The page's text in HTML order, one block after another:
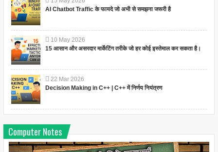
AI Chatbot Traffic के फायदे जो अभी से समझना जरूरी है
10 May 2026
15 आसान और असरदार मार्केटिंग तरीके जो हर कोई इस्तेमाल कर सकता है।
22 Mar 2026
Decision Making in C++ | C++ में निर्णय नियंत्रण
Computer Notes